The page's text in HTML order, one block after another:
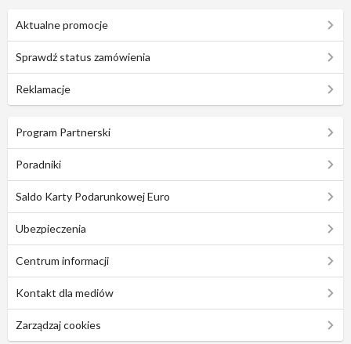
Aktualne promocje
Sprawdź status zamówienia
Reklamacje
Program Partnerski
Poradniki
Saldo Karty Podarunkowej Euro
Ubezpieczenia
Centrum informacji
Kontakt dla mediów
Zarządzaj cookies